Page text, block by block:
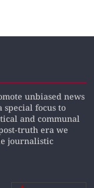
unbiased news
focus to
and communal
truth era we
journalistic